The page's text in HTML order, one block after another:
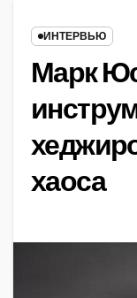
ИНТЕРВЬЮ
Марк
хаоса